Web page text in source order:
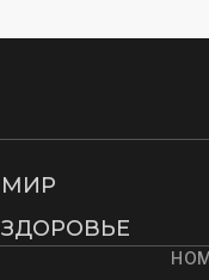
МИР
ЗДОРОВЬЕ